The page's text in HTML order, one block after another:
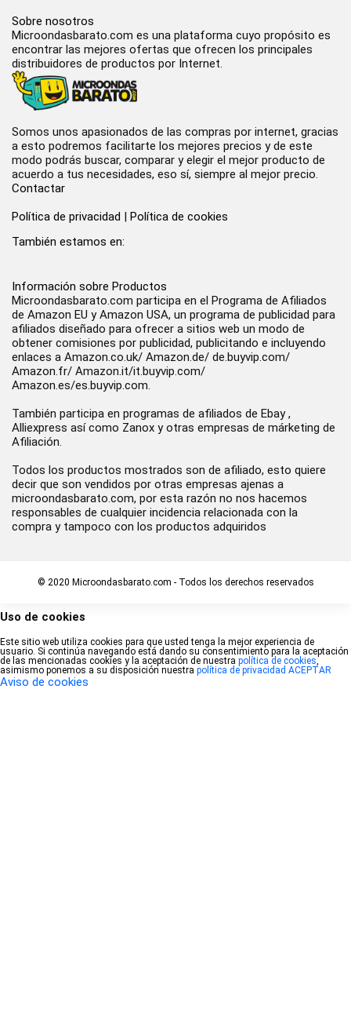
Sobre nosotros
Microondasbarato.com es una plataforma cuyo propósito es
encontrar las mejores ofertas que ofrecen los principales
distribuidores de productos por Internet.
Somos unos apasionados de las compras por internet, gracias
a esto podremos facilitarte los mejores precios y de este
modo podrás buscar, comparar y elegir el mejor producto de
acuerdo a tus necesidades, eso sí, siempre al mejor precio.
Contactar
Política de privacidad | Política de cookies
También estamos en:
Información sobre Productos
Microondasbarato.com participa en el Programa de Afiliados
de Amazon EU y Amazon USA, un programa de publicidad para
afiliados diseñado para ofrecer a sitios web un modo de
obtener comisiones por publicidad, publicitando e incluyendo
enlaces a Amazon.co.uk/ Amazon.de/ de.buyvip.com/
Amazon.fr/ Amazon.it/it.buyvip.com/
Amazon.es/es.buyvip.com.
También participa en programas de afiliados de Ebay ,
Alliexpress así como Zanox y otras empresas de márketing de
Afiliación.
Todos los productos mostrados son de afiliado, esto quiere
decir que son vendidos por otras empresas ajenas a
microondasbarato.com, por esta razón no nos hacemos
responsables de cualquier incidencia relacionada con la
compra y tampoco con los productos adquiridos
© 2020 Microondasbarato.com - Todos los derechos reservados
Uso de cookies
Este sitio web utiliza cookies para que usted tenga la mejor experiencia de
usuario. Si continúa navegando está dando su consentimiento para la aceptación
de las mencionadas cookies y la aceptación de nuestra política de cookies,
asimismo ponemos a su disposición nuestra política de privacidad ACEPTAR
Aviso de cookies